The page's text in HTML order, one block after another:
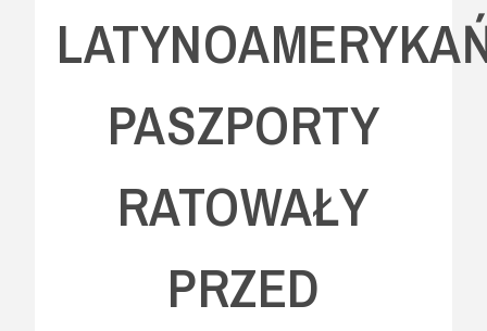
PASZPORTY
RATOWAŁY
PRZED